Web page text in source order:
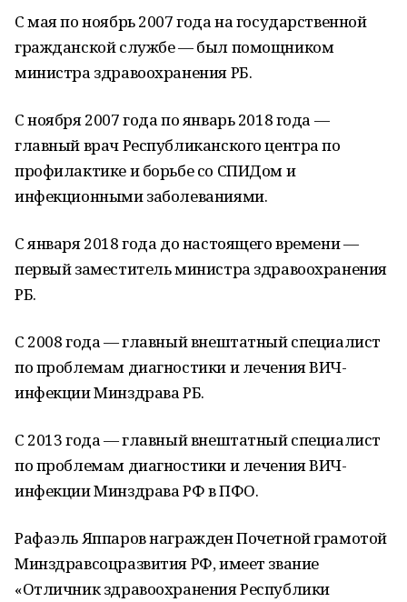
С мая по ноябрь 2007 года на государственной
гражданской службе — был помощником
министра здравоохранения РБ.
С ноября 2007 года по январь 2018 года —
главный врач Республиканского центра по
профилактике и борьбе со СПИДом и
инфекционными заболеваниями.
С января 2018 года до настоящего времени —
первый заместитель министра здравоохранения
РБ.
С 2008 года — главный внештатный специалист
по проблемам диагностики и лечения ВИЧ-
инфекции Минздрава РБ.
С 2013 года — главный внештатный специалист
по проблемам диагностики и лечения ВИЧ-
инфекции Минздрава РФ в ПФО.
Рафаэль Яппаров награжден Почетной грамотой
Минздравсоцразвития РФ, имеет звание
«Отличник здравоохранения Республики